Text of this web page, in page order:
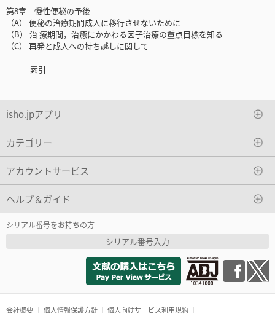
第8章 慢性便秘の予後
（A） 便秘の治療期間成人に移行させないために
（B） 治 療期間，治癒にかかわる因子治療の重点目標を知る
（C） 再発と成人への持ち越しに関して
索引
isho.jpアプリ
カテゴリー
アカウントサービス
ヘルプ＆ガイド
シリアル番号をお持ちの方
シリアル番号入力
会社概要 個人情報保護方針 個人向けサービス利用規約